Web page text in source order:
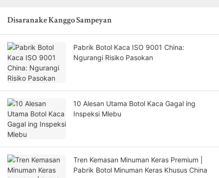
Disaranake Kanggo Sampeyan
Pabrik Botol Kaca ISO 9001 China:
Ngurangi Risiko Pasokan
10 Alesan Utama Botol Kaca Gagal ing
Inspeksi Mlebu
Tren Kemasan Minuman Keras Premium |
Pabrik Botol Minuman Keras Khusus China